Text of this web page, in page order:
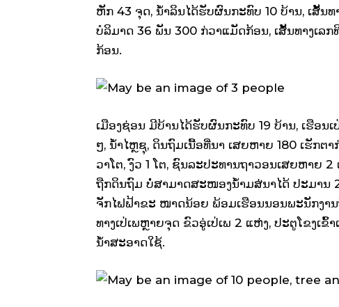
ຫັກ 43 ຈຸດ, ນໍ້າລິນໄດ້ຮັບຜົນກະທົບ 10 ບ້ານ, ເສັ້ນ
ບໍລິມາດ 36 ພັນ 300 ກ່ວາແມັດກ້ອນ, ເສັ້ນທາງເລ
ກ້ອນ.
ເມືອງຊ່ອນ ມີບ້ານໄດ້ຮັບຜົນກະທົບ 19 ບ້ານ, ເຮືອນ
ໆ, ນໍ້າໄຫຼຊຸ, ດິນຖົມເນື້ອທີ່ນາ ເສຍຫາຍ 180 ເຮັກ
ວາໂຕ, ງົວ 1 ໂຕ, ຊົນລະປະທານຖາວອນເສຍຫາຍ
ຖືກດິນຖົມ ບໍ່ສາມາດສະໜອງນໍ້າມສ່ນາໄດ້ ປະມານ
ຈັກໄຟຟ້າຂະ ໜາດນ້ອຍ ພ້ອມເຮືອນນອນພະນັກງານ
ທາງເປ່ເພຫຼາຍຈຸດ ຂົວອູ່ເປ່ເພ 2 ແຫ່ງ, ປະຕູໂຂງເຂົ້
ນໍ້າສະອາດໃຊ້.